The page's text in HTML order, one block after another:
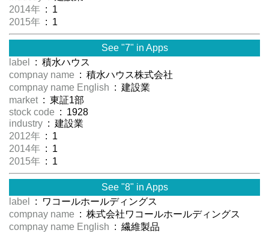
2014年 : 1
2015年 : 1
See "7" in Apps
label
: 積水ハウス
compnay name : 積水ハウス株式会社
compnay name English : 建設業
market : 東証1部
stock code : 1928
industry : 建設業
2012年 : 1
2014年 : 1
2015年 : 1
See "8" in Apps
label
: ワコールホールディングス
compnay name : 株式会社ワコールホールディングス
compnay name English : 繊維製品